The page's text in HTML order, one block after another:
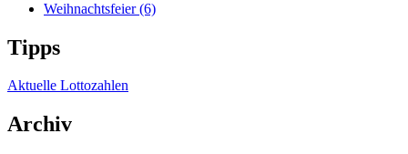
Weihnachtsfeier(6)
Tipps
Aktuelle Lottozahlen
Archiv